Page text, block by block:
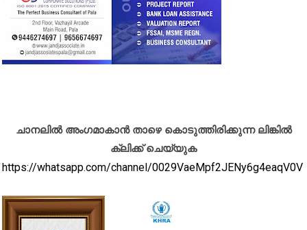
ചാനലിൽ അംഗമാകാൻ താഴെ കൊടുത്തിരിക്കുന്ന ലിങ്കിൽ
ക്ലിക്ക് ചെയ്യുക
https://whatsapp.com/channel/0029VaeMpf2JENy6g4eaqV0V